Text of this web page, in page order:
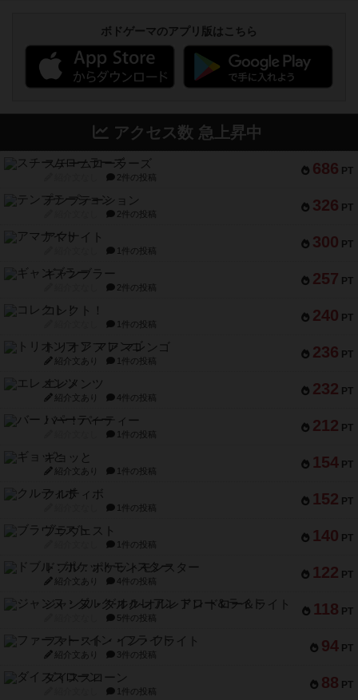
ボドゲーマのアプリ版はこちら
アクセス数 急上昇中
686 PT
スチームローラーズ
2件の投稿
326 PT
テンプテーション
2件の投稿
300 PT
アマナイト
1件の投稿
257 PT
ギャンブラー
2件の投稿
240 PT
コレクト！
1件の投稿
236 PT
トリオンフ ア マレンゴ
紹介文あり 1件の投稿
232 PT
エレメンツ
紹介文あり 4件の投稿
212 PT
バー！パーティー
1件の投稿
154 PT
ギョッと
紹介文あり 1件の投稿
152 PT
クルティボ
1件の投稿
140 PT
ブラヴェスト
1件の投稿
122 PT
ドブル：ポケットモンスター
紹介文あり 4件の投稿
118 PT
ジャンヌ・ダルク-オルレアン ドロー＆ライト
5件の投稿
94 PT
ファースト・イン・フライト
紹介文あり 3件の投稿
88 PT
ダイススローン
1件の投稿